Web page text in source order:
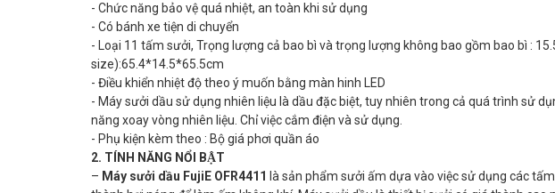
- Chức năng bảo vệ quá nhiệt, an toàn khi sử dụng
- Có bánh xe tiện di chuyển
- Loại 11 tấm sưởi, Trọng lượng cả bao bì và trọng lượng không bao gồm bao bì :
size):65.4*14.5*65.5cm
- Điều khiển nhiệt độ theo ý muốn bằng màn hinh LED
- Máy sưởi dầu sử dụng nhiên liệu là dầu đặc biệt, tuy nhiên trong cả quá trình sử
năng xoay vòng nhiên liệu. Chỉ việc cắm điện và sử dụng.
- Phụ kiện kèm theo : Bộ giá phơi quần áo
2. TÍNH NĂNG NỔI BẬT
– Máy sưởi dầu FujiE OFR4411 là sản phẩm sưởi ấm dựa vào việc sử dụng các